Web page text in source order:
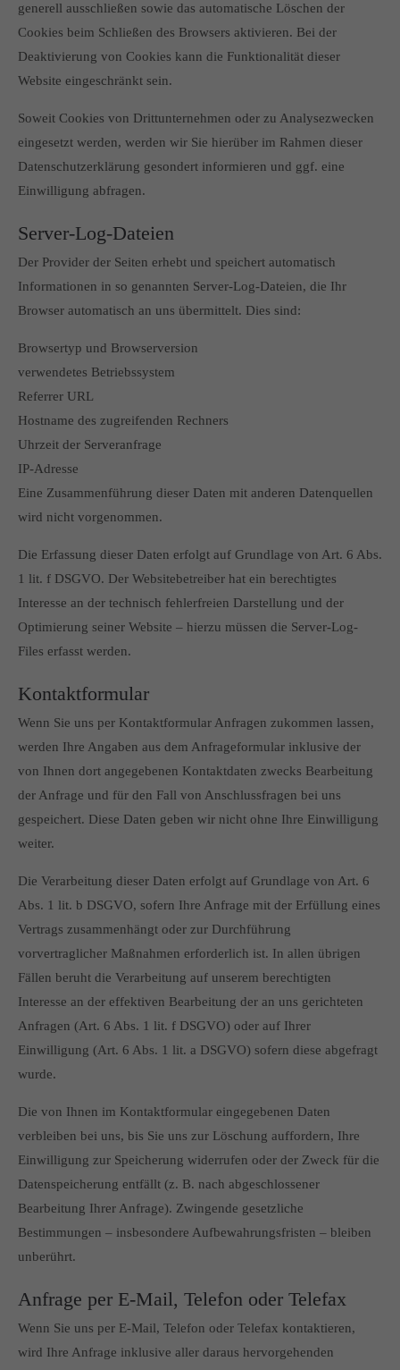
generell ausschließen sowie das automatische Löschen der
Cookies beim Schließen des Browsers aktivieren. Bei der
Deaktivierung von Cookies kann die Funktionalität dieser
Website eingeschränkt sein.
Soweit Cookies von Drittunternehmen oder zu Analysezwecken
eingesetzt werden, werden wir Sie hierüber im Rahmen dieser
Datenschutzerklärung gesondert informieren und ggf. eine
Einwilligung abfragen.
Server-Log-Dateien
Der Provider der Seiten erhebt und speichert automatisch
Informationen in so genannten Server-Log-Dateien, die Ihr
Browser automatisch an uns übermittelt. Dies sind:
Browsertyp und Browserversion
verwendetes Betriebssystem
Referrer URL
Hostname des zugreifenden Rechners
Uhrzeit der Serveranfrage
IP-Adresse
Eine Zusammenführung dieser Daten mit anderen Datenquellen
wird nicht vorgenommen.
Die Erfassung dieser Daten erfolgt auf Grundlage von Art. 6 Abs.
1 lit. f DSGVO. Der Websitebetreiber hat ein berechtigtes
Interesse an der technisch fehlerfreien Darstellung und der
Optimierung seiner Website – hierzu müssen die Server-Log-
Files erfasst werden.
Kontaktformular
Wenn Sie uns per Kontaktformular Anfragen zukommen lassen,
werden Ihre Angaben aus dem Anfrageformular inklusive der
von Ihnen dort angegebenen Kontaktdaten zwecks Bearbeitung
der Anfrage und für den Fall von Anschlussfragen bei uns
gespeichert. Diese Daten geben wir nicht ohne Ihre Einwilligung
weiter.
Die Verarbeitung dieser Daten erfolgt auf Grundlage von Art. 6
Abs. 1 lit. b DSGVO, sofern Ihre Anfrage mit der Erfüllung eines
Vertrags zusammenhängt oder zur Durchführung
vorvertraglicher Maßnahmen erforderlich ist. In allen übrigen
Fällen beruht die Verarbeitung auf unserem berechtigten
Interesse an der effektiven Bearbeitung der an uns gerichteten
Anfragen (Art. 6 Abs. 1 lit. f DSGVO) oder auf Ihrer
Einwilligung (Art. 6 Abs. 1 lit. a DSGVO) sofern diese abgefragt
wurde.
Die von Ihnen im Kontaktformular eingegebenen Daten
verbleiben bei uns, bis Sie uns zur Löschung auffordern, Ihre
Einwilligung zur Speicherung widerrufen oder der Zweck für die
Datenspeicherung entfällt (z. B. nach abgeschlossener
Bearbeitung Ihrer Anfrage). Zwingende gesetzliche
Bestimmungen – insbesondere Aufbewahrungsfristen – bleiben
unberührt.
Anfrage per E-Mail, Telefon oder Telefax
Wenn Sie uns per E-Mail, Telefon oder Telefax kontaktieren,
wird Ihre Anfrage inklusive aller daraus hervorgehenden